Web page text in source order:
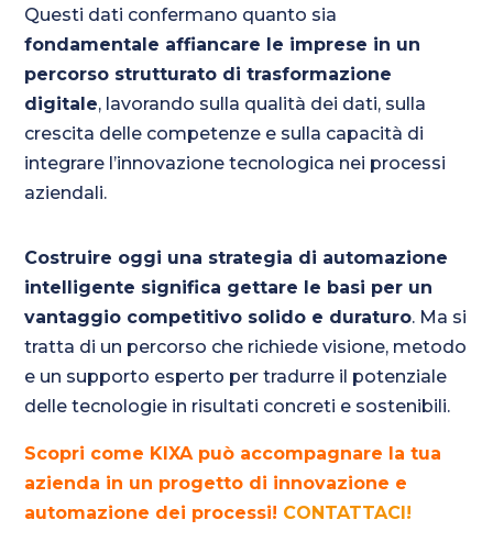
Questi dati confermano quanto sia
fondamentale affiancare le imprese in un
percorso strutturato di trasformazione
digitale, lavorando sulla qualità dei dati, sulla
crescita delle competenze e sulla capacità di
integrare l’innovazione tecnologica nei processi
aziendali.
Costruire oggi una strategia di automazione
intelligente significa gettare le basi per un
vantaggio competitivo solido e duraturo. Ma si
tratta di un percorso che richiede visione, metodo
e un supporto esperto per tradurre il potenziale
delle tecnologie in risultati concreti e sostenibili.
Scopri come KIXA può accompagnare la tua
azienda in un progetto di innovazione e
automazione dei processi! CONTATTACI!